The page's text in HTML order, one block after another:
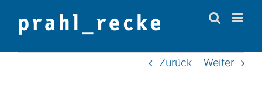
Inhalt
Zurück
Weiter